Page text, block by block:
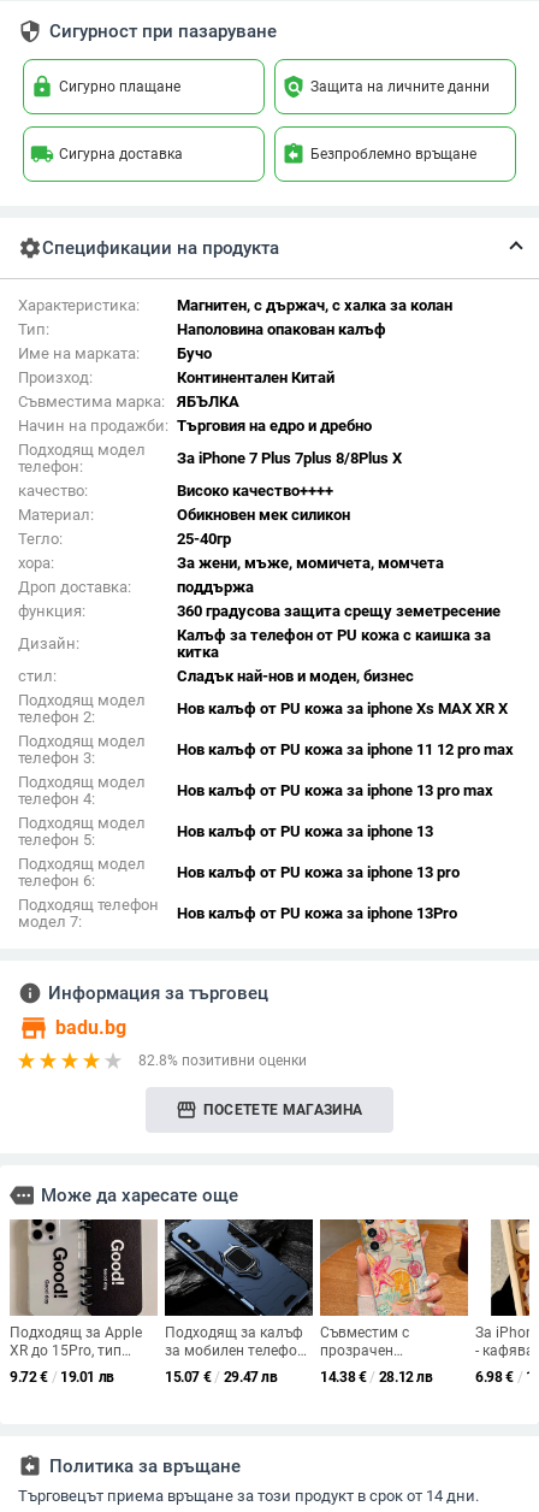
security Сигурност при пазаруване
lock Сигурно плащане policy Защита на личните данни
local_shipping Сигурна доставка assignment_return Безпроблемно връщане
settingsСпецификации на продукта
Характеристика:
Магнитен, с държач, с халка за колан
Тип:
Наполовина опакован калъф
Име на марката:
Бучо
Произход:
Континентален Китай
Съвместима марка:
ЯБЪЛКА
Начин на продажби: Търговия на едро и дребно
Подходящ модел
телефон:
За iPhone 7 Plus 7plus 8/8Plus X
качество:
Високо качество++++
Материал:
Обикновен мек силикон
Тегло:
25-40гр
хора:
За жени, мъже, момичета, момчета
Дроп доставка:
поддържа
функция:
360 градусова защита срещу земетресение
Дизайн:
Калъф за телефон от PU кожа с каишка за
китка
стил:
Сладък най-нов и моден, бизнес
Подходящ модел
телефон 2:
Нов калъф от PU кожа за iphone Xs MAX XR X
Подходящ модел
телефон 3:
Нов калъф от PU кожа за iphone 11 12 pro max
Подходящ модел
телефон 4:
Нов калъф от PU кожа за iphone 13 pro max
Подходящ модел
телефон 5:
Нов калъф от PU кожа за iphone 13
Подходящ модел
телефон 6:
Нов калъф от PU кожа за iphone 13 pro
Подходящ телефон
модел 7:
Нов калъф от PU кожа за iphone 13Pro
info Информация за търговец
store badu.bg
82.8% позитивни оценки
storefront ПОСЕТЕТЕ МАГАЗИНА
more Може да харесате още
Подходящ за Apple
XR до 15Pro, тип
книга, черен,
английски, XR до
9.72€ / 19.01 лв
Подходящ за калъф
за мобилен телефон
Redmi K80, Turbo3
Armor K70/6 Ring 5,
15.07 € / 29.47 лв
Съвместим с
прозрачен
силиконов калъф за
телефон Samsung
14.38€ / 28.12 лв
За
- кафява
кожа с
6.98€ /
assignment_return Политика за връщане
Търговецът приема връщане за този продукт в срок от 14 дни.